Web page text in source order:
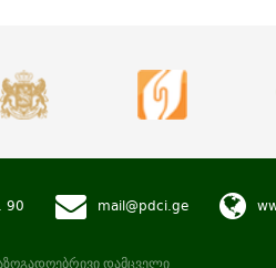
90 mail@pdci.ge
დამცველი